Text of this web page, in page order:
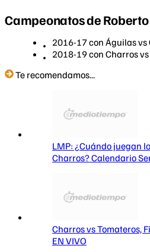
Campeonatos de
2016-17 con Águilas vs
2018-19 con Charros
Te recomendamos...
LMP: ¿Cuándo juegan
Charros? Calendario
Charros vs Tomateros,
EN VIVO